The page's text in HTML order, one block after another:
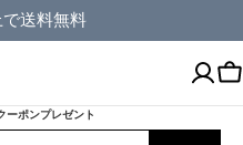
送料無料
ーポンプレゼント